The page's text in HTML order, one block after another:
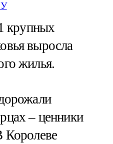
крупных
выросла
жилья.
– ценники
Королеве